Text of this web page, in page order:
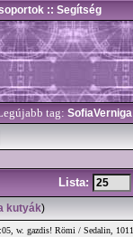
:: Segítség
tag: SofiaVerniga
Lista:
kutyák)
w. gazdis! Römi / Sedalin, 1011